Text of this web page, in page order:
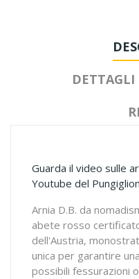
Guarda il video sulle
Youtube del
Arnia D.B. da
abete rosso
dell'Austria,
unica per garantire
possibili fessurazioni